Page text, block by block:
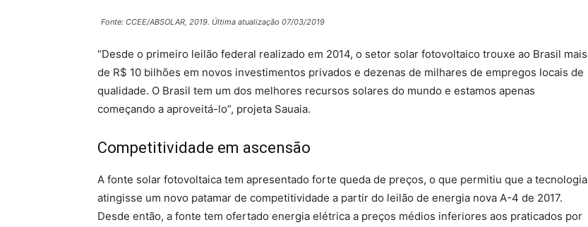
Fonte: CCEE/ABSOLAR, 2019. Última atualização 07/03/2019
“Desde o primeiro leilão federal realizado em 2014, o setor solar fotovoltaico trouxe ao Brasil mais
de R$ 10 bilhões em novos investimentos privados e dezenas de milhares de empregos locais de
qualidade. O Brasil tem um dos melhores recursos solares do mundo e estamos apenas
começando a aproveitá-lo”, projeta Sauaia.
Competitividade em ascensão
A fonte solar fotovoltaica tem apresentado forte queda de preços, o que permitiu que a tecnologia
atingisse um novo patamar de competitividade a partir do leilão de energia nova A-4 de 2017.
Desde então, a fonte tem ofertado energia elétrica a preços médios inferiores aos praticados por